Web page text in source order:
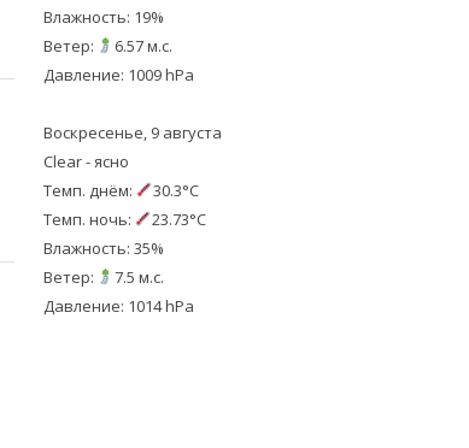
Влажность: 19%
Ветер:
6.57 м.с.
Давление: 1009 hPa
Воскресенье, 9 августа
Clear - ясно
Темп. днём:
30.3°C
Темп. ночь:
23.73°C
Влажность: 35%
Ветер:
7.5 м.с.
Давление: 1014 hPa